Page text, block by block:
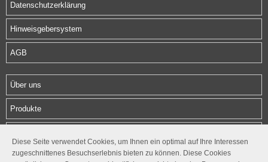
Diese Seite verwendet Cookies, um Ihnen ein optimal auf Ihre Interessen
zugeschnittenes Besuchserlebnis bieten zu können. Diese Cookies
Datenschutzerklärung
Hinweisgebersystem
AGB
Über uns
Produkte
Kontakt